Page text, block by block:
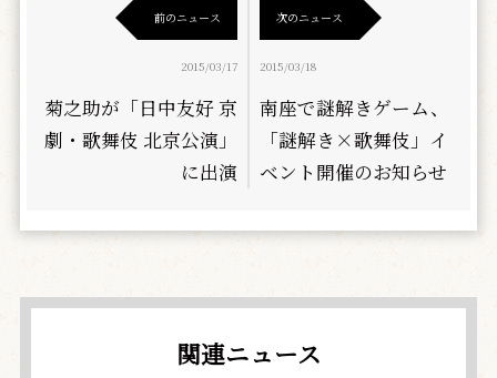
前のニュース
2015/03/17
菊之助が「日中友好 京
劇・歌舞伎 北京公演」
に出演
次のニュース
2015/03/18
南座で謎解きゲーム、
「謎解き×歌舞伎」イ
ベント開催のお知らせ
関連ニュース